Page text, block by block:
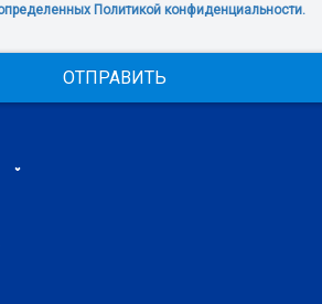
Политикой конфиденциальности.
ОТПРАВИТЬ